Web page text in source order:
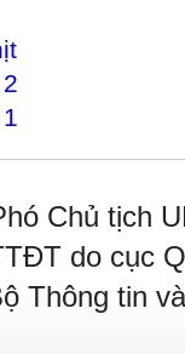
Chủ tịch
do cục
Thông tin